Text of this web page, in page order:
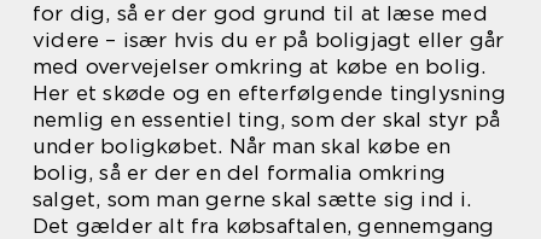
for dig, så er der god grund til at læse med
videre – især hvis du er på boligjagt eller går
med overvejelser omkring at købe en bolig.
Her et skøde og en efterfølgende tinglysning
nemlig en essentiel ting, som der skal styr på
under boligkøbet. Når man skal købe en
bolig, så er der en del formalia omkring
salget, som man gerne skal sætte sig ind i.
Det gælder alt fra købsaftalen, gennemgang